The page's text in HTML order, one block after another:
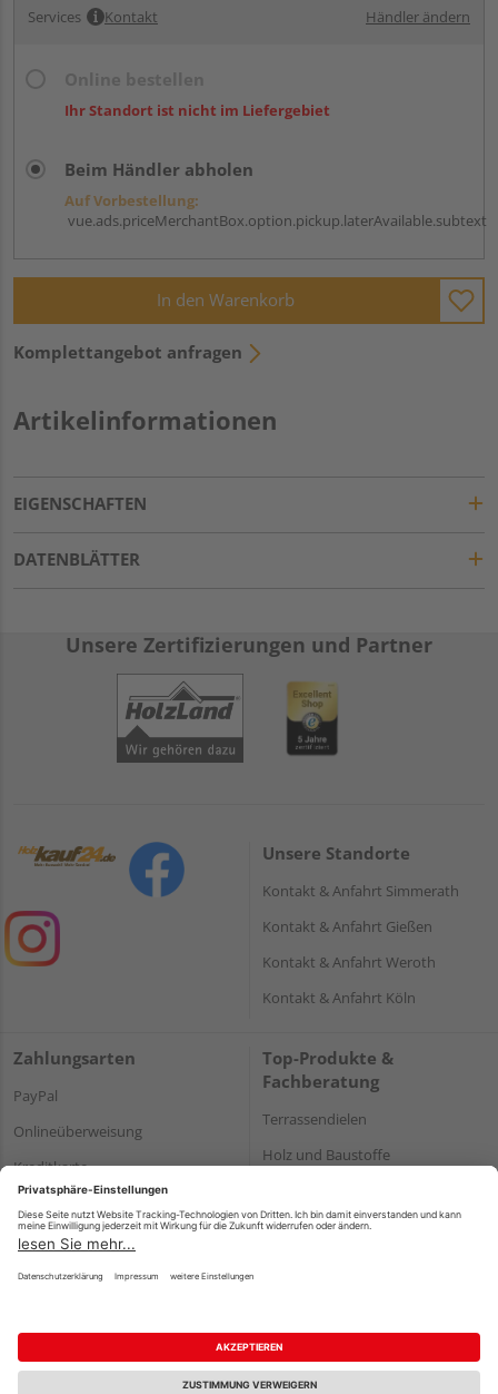
Services Kontakt Händler ändern
Ihr Standort ist nicht im Liefergebiet
Beim Händler abholen
Auf Vorbestellung:
vue.ads.priceMerchantBox.option.pickup.laterAvailable.subtext
In den Warenkorb
Komplettangebot anfragen
Artikelinformationen
EIGENSCHAFTEN
DATENBLÄTTER
Unsere Zertifizierungen und Partner
Unsere Standorte
Kontakt & Anfahrt Simmerath
Kontakt & Anfahrt Gießen
Kontakt & Anfahrt Weroth
Kontakt & Anfahrt Köln
Zahlungsarten
PayPal
Onlineüberweisung
Kreditkarte
Rechnung*
*Bonität vorausgesetzt
Top-Produkte &
Fachberatung
Terrassendielen
Holz und Baustoffe
Impressum Datenschutz AGB
Barrierefreiheitserklärung
Vertrag widerrufen